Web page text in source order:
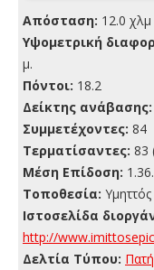
Απόσταση: 12.0 χλμ
Yψομετρική
μ.
Πόντοι: 18.2
Δείκτης ανάβασης:
Συμμετέχοντες: 84
Τερματίσαντες: 83
Μέση Επίδοση:
Τοποθεσία: Υμηττός
Ιστοσελίδα
http://
Δελτία Τύπου: